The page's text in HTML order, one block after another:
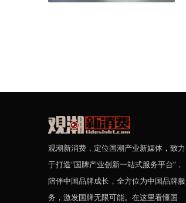
观潮新消费，定位国潮产业新媒体，致力
于打造“国牌产业创新一站式服务平台”，
陪伴中国品牌成长，全方位为中国品牌服
务，激发国牌无限可能。在这里看懂国